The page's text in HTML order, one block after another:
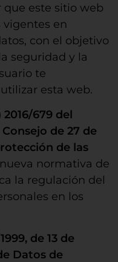
que este sitio web
en
con el objetivo
seguridad y la
te
esta web.
679 del
de 27 de
de las
normativa de
la regulación del
en los
de 13 de
Datos de